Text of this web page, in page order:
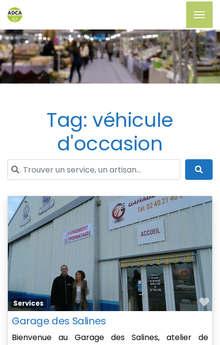
Tag: véhicule
d'occasion
. Trouver un service, un artisan...
Services
Garage des Salines
Bienvenue au Garage des Salines, atelier de